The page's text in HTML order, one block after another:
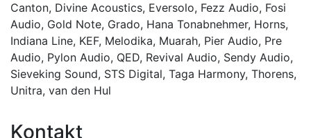
Canton, Divine Acoustics, Eversolo, Fezz Audio, Fosi
Audio, Gold Note, Grado, Hana Tonabnehmer, Horns,
Indiana Line, KEF, Melodika, Muarah, Pier Audio, Pre
Audio, Pylon Audio, QED, Revival Audio, Sendy Audio,
Sieveking Sound, STS Digital, Taga Harmony, Thorens,
Unitra, van den Hul
Kontakt